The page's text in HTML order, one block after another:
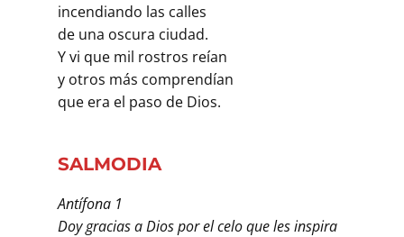
incendiando las calles
de una oscura ciudad.
Y vi que mil rostros reían
y otros más comprendían
que era el paso de Dios.
SALMODIA
Antífona 1
Doy gracias a Dios por el celo que les inspira